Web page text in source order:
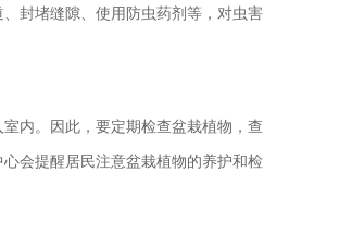
封堵缝隙、使用防虫药剂等，对虫害
内。因此，要定期检查盆栽植物，查
会提醒居民注意盆栽植物的养护和检